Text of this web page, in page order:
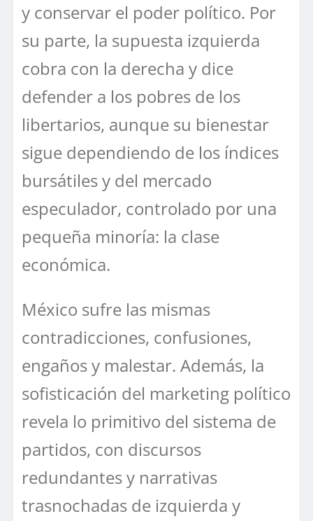
y conservar el poder político. Por
su parte, la supuesta izquierda
cobra con la derecha y dice
defender a los pobres de los
libertarios, aunque su bienestar
sigue dependiendo de los índices
bursátiles y del mercado
especulador, controlado por una
pequeña minoría: la clase
económica.
México sufre las mismas
contradicciones, confusiones,
engaños y malestar. Además, la
sofisticación del marketing político
revela lo primitivo del sistema de
partidos, con discursos
redundantes y narrativas
trasnochadas de izquierda y